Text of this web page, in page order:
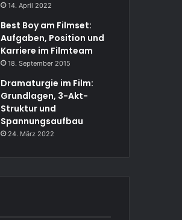
14. April 2022
Best Boy am Filmset:
Aufgaben, Position und
Karriere im Filmteam
18. September 2015
Dramaturgie im Film:
Grundlagen, 3-Akt-
Struktur und
Spannungsaufbau
24. März 2022